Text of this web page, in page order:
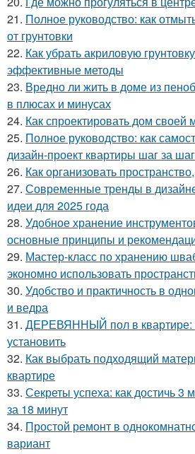
21. Полное руководство: как
от грунтовки
22. Как убрать акриловую
эффективные методы
23. Вредно ли жить в доме из
в плюсах и минусах
24. Как спроектировать дом своей
25. Полное руководство: как
дизайн-проект квартиры шаг за
26. Как организовать
27. Современные тренды в
идеи для 2025 года
28. Удобное хранение
основные принципы и
29. Мастер-класс по хранению
экономно использовать
30. Удобство и практичность в
и ведра
31. ДЕРЕВЯННЫЙ пол в квартире:
установить
32. Как выбрать подходящий
квартире
33. Секреты успеха: как достичь 3
за 18 минут
34. Простой ремонт в
вариант